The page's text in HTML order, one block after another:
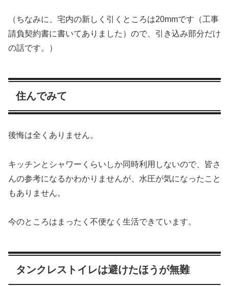
（ちなみに、宅内の新しく引くところは20mmです（工事
請負契約書に書いてありました）ので、引き込み部分だけ
の話です。）
住んでみて
後悔は全くありません。
キッチンとシャワーくらいしか同時利用しないので、皆さ
んの参考になるかわかりませんが、水圧が気になったこと
もありません。
今のところはまったく不便なく生活できています。
タンクレストイレは避けたほうが無難